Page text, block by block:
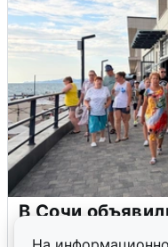
В Сочи